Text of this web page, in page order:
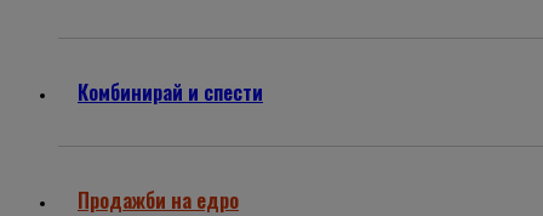
Комбинирай и спести
Продажби на едро